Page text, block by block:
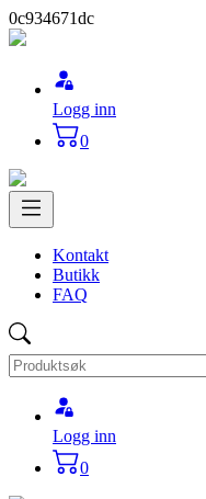
0c934671dc
Logg inn
0
Kontakt
Butikk
FAQ
Logg inn
0